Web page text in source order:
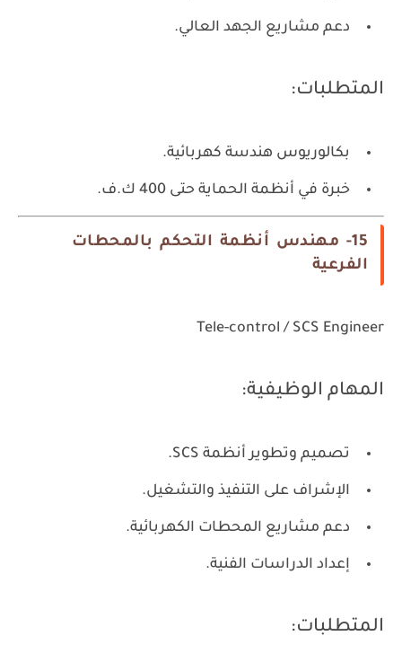
دعم مشاريع الجهد العالي.
المتطلبات:
بكالوريوس هندسة كهربائية.
خبرة في أنظمة الحماية حتى 400 ك.ف.
15- مهندس أنظمة التحكم بالمحطات
الفرعية
Tele-control / SCS Engineer
المهام الوظيفية:
تصميم وتطوير أنظمة SCS.
الإشراف على التنفيذ والتشغيل.
دعم مشاريع المحطات الكهربائية.
إعداد الدراسات الفنية.
المتطلبات: